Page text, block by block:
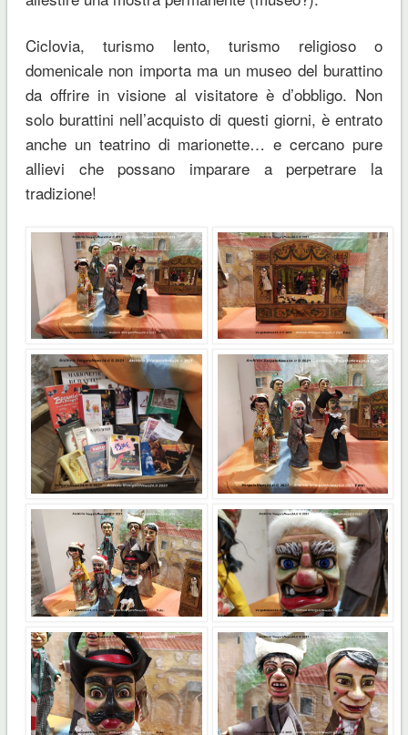
Ciclovia, turismo lento, turismo religioso o
domenicale non importa ma un museo del burattino
da offrire in visione al visitatore è d’obbligo. Non
solo burattini nell’acquisto di questi giorni, è entrato
anche un teatrino di marionette… e cercano pure
allievi che possano imparare a perpetrare la
tradizione!